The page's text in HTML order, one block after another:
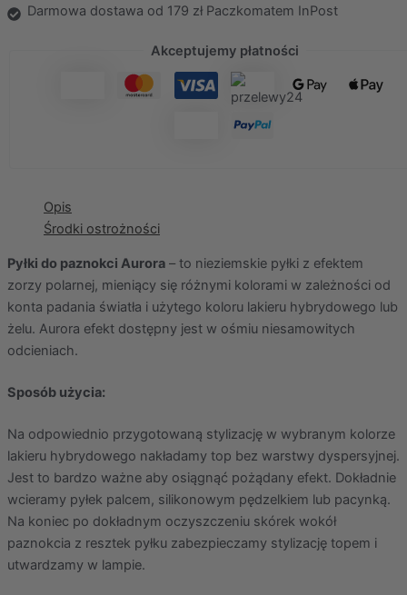
Darmowa dostawa od 179 zł Paczkomatem InPost
Akceptujemy płatności
Opis
Środki ostrożności
Pyłki do paznokci Aurora – to nieziemskie pyłki z efektem
zorzy polarnej, mieniący się różnymi kolorami w zależności od
konta padania światła i użytego koloru lakieru hybrydowego lub
żelu. Aurora efekt dostępny jest w ośmiu niesamowitych
odcieniach.
Sposób użycia:
Na odpowiednio przygotowaną stylizację w wybranym kolorze
lakieru hybrydowego nakładamy top bez warstwy dyspersyjnej.
Jest to bardzo ważne aby osiągnąć pożądany efekt. Dokładnie
wcieramy pyłek palcem, silikonowym pędzelkiem lub pacynką.
Na koniec po dokładnym oczyszczeniu skórek wokół
paznokcia z resztek pyłku zabezpieczamy stylizację topem i
utwardzamy w lampie.